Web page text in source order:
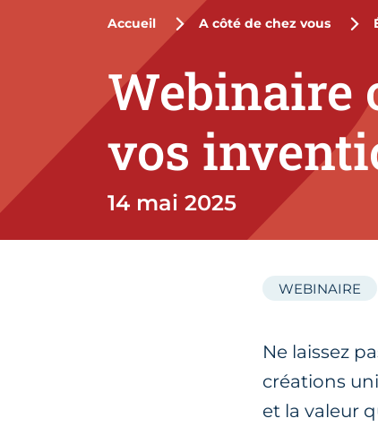
Accueil A côté de chez vous
Webinaire
vos
14 mai 2025
WEBINAIRE
Ne laissez
créations
et la valeur